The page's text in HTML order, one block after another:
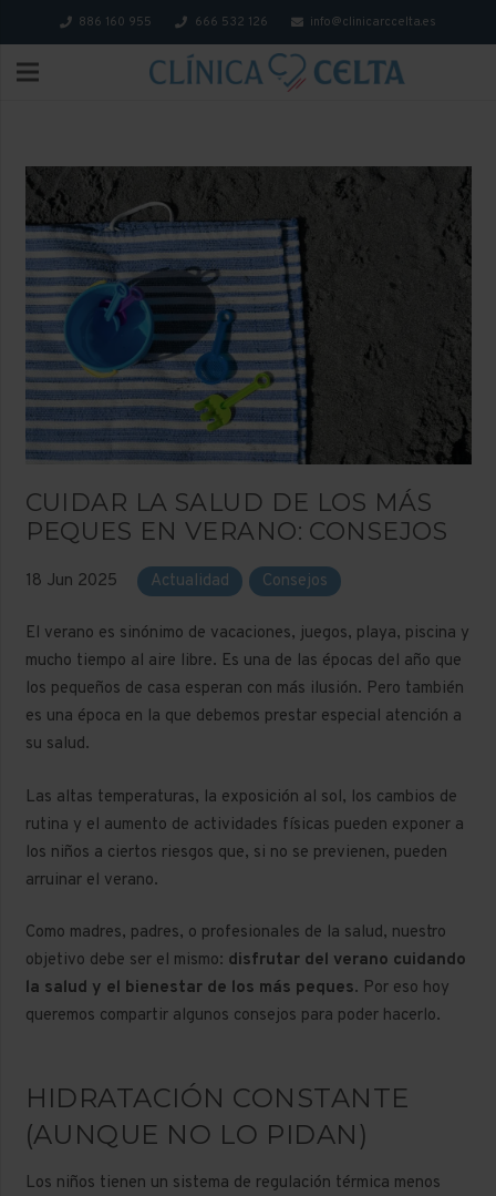
886 160 955 666 532 126 info@clinicarccelta.es
CUIDAR LA SALUD DE LOS MÁS
PEQUES EN VERANO: CONSEJOS
18 Jun 2025 Actualidad Consejos
El verano es sinónimo de vacaciones, juegos, playa, piscina y
mucho tiempo al aire libre. Es una de las épocas del año que
los pequeños de casa esperan con más ilusión. Pero también
es una época en la que debemos prestar especial atención a
su salud.
Las altas temperaturas, la exposición al sol, los cambios de
rutina y el aumento de actividades físicas pueden exponer a
los niños a ciertos riesgos que, si no se previenen, pueden
arruinar el verano.
Como madres, padres, o profesionales de la salud, nuestro
objetivo debe ser el mismo: disfrutar del verano cuidando
la salud y el bienestar de los más peques. Por eso hoy
queremos compartir algunos consejos para poder hacerlo.
HIDRATACIÓN CONSTANTE
(AUNQUE NO LO PIDAN)
Los niños tienen un sistema de regulación térmica menos